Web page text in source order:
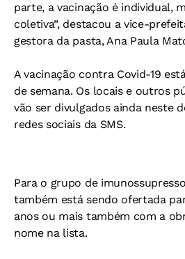
parte, a vacinação é individual,
coletiva”, destacou a vice-
gestora da pasta, Ana Paula
A vacinação contra Covid-19
de semana. Os locais e outros
vão ser divulgados ainda neste
redes sociais da SMS.
Para o grupo de
também está sendo ofertada
anos ou mais também com a
nome na lista.